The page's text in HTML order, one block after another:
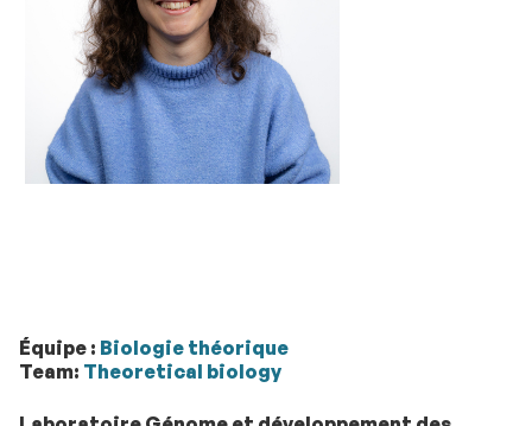
Équipe : Biologie théorique
Team: Theoretical biology